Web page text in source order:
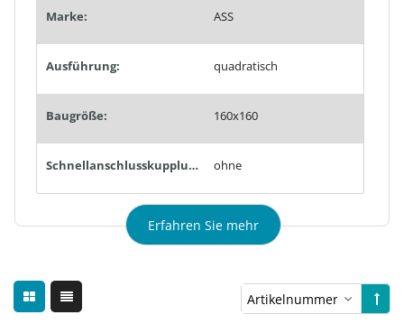
Marke: ASS
Ausführung: quadratisch
Baugröße: 160x160
Schnellanschlusskupplungen: ohne
Erfahren Sie mehr